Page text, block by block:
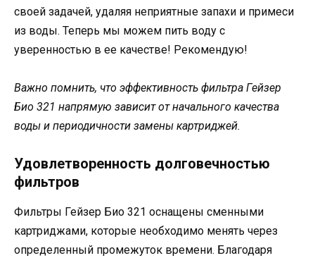
своей задачей, удаляя неприятные запахи и примеси
из воды. Теперь мы можем пить воду с
уверенностью в ее качестве! Рекомендую!
Важно помнить, что эффективность фильтра Гейзер
Био 321 напрямую зависит от начального качества
воды и периодичности замены картриджей.
Удовлетворенность долговечностью
фильтров
Фильтры Гейзер Био 321 оснащены сменными
картриджами, которые необходимо менять через
определенный промежуток времени. Благодаря